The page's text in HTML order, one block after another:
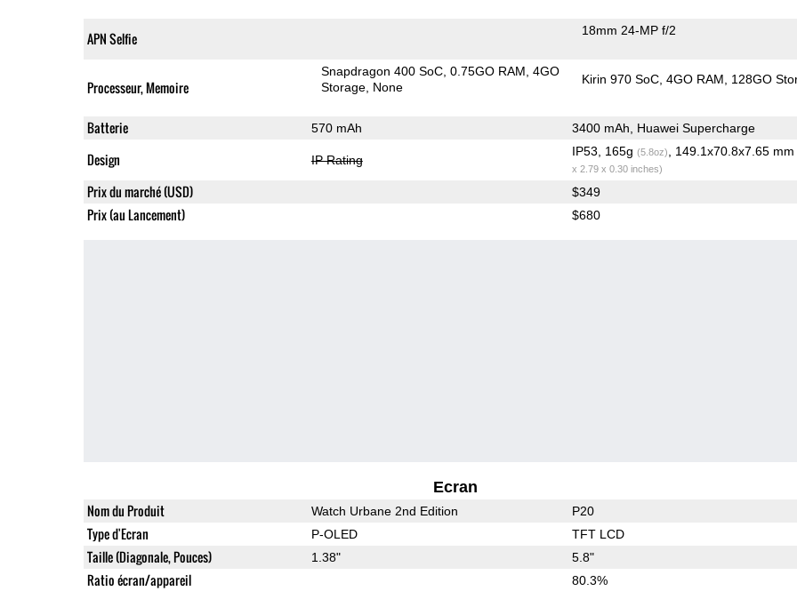
APN Selfie 18mm 24-MP f/2
Processeur, Memoire
Snapdragon 400 SoC 0.75GO RAM 4GO
Storage None
Kirin 970 SoC 4GO RAM 128GO
Batterie 570 mAh 3400 mAh, Huawei Supercharge
Design IP Rating
IP53, 165g (5.8oz) , 149.1x70.8x7.65 mm
x 2.79 x 0.30 inches)
Prix du marché (USD) $349
Prix (au Lancement) $680
Ecran
Nom du Produit Watch Urbane 2nd Edition P20
Type d'Ecran P-OLED TFT LCD
Taille (Diagonale, Pouces) 1.38" 5.8"
Ratio écran/appareil 80.3%